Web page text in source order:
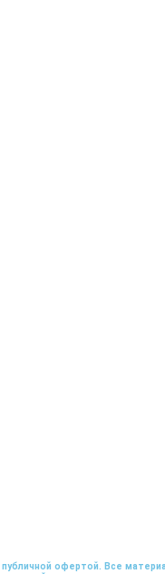
офертой. Все